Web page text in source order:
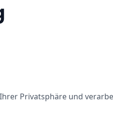
Privatsphäre und